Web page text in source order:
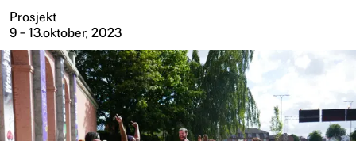
Prosjekt
9 – 13.oktober, 2023